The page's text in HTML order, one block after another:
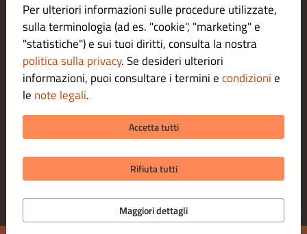
Modifica le impostazioni dei cookie
Contattaci
Informativa sulla privacy
Termini e condizioni
Legal notice
METODI DI PAGAMENTO PER LA CONSEGNA A DOMICILIO
METODI DI PAGAMENTO PER L' ASPORTO
Software gestione ordini e take away fornito da
Per ulteriori informazioni sulle procedure utilizzate,
sulla terminologia (ad es. "cookie", "marketing" e
"statistiche") e sui tuoi diritti, consulta la nostra
politica sulla privacy. Se desideri ulteriori
informazioni, puoi consultare i termini econdizionie
le note legali.
Accetta tutti
Rifiuta tutti
Maggiori dettagli